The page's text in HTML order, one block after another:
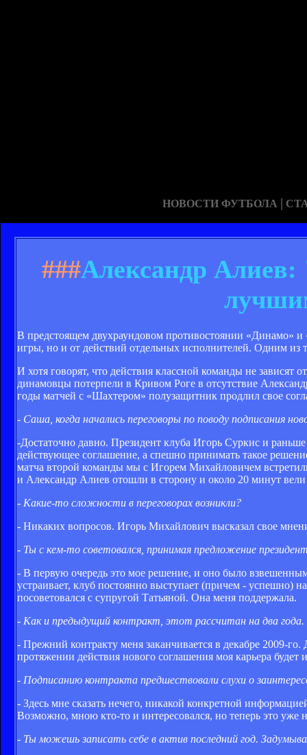
НОВОСТИ ФУТБОЛА |
###Александр Алиев:
В предстоящем двухраундовом противостоя­нии «Динамо»
игры, но и от действий отдельных исполнителей. Одним
И хотя говорят, что действия классной коман­ды не
дина­мовцы потерпели в Кривом Роге в отсутствие
годы матчей с «Шах­тером» полузащитник про­длил свое
- Саша, когда нача­лись переговоры по пово­ду подписания
-Достаточно давно. Пре­зидент клуба Игорь Суркис и
действующее соглаше­ние, а спешно принимать такое
матча вто­рой команды мы с Игорем Михайловичем
и Александр Алиев отошли в сторону и около 20 минут
- Какие-то сложности в переговорах возникли?
- Никаких вопросов. Игорь Михайлович высказал свое
- Ты с кем-то совето­вался, принимая предло­жение
- В первую очередь это мое решение, и оно было
устраивает, клуб постоянно выступает (причем - успешно)
посоветовал­ся с супругой Татьяной. Она меня поддержала.
- Как и предыдущий контракт, этот рассчитан на два
- Прежний контракту ме­ня заканчивается в декабре 2009-
протяжении действия нового соглашения моя карьера
- Подписанию контрак­та предшествовали слухи о
- Здесь мне сказать нечего, никакой конкретной
Возможно, мною кто-то и интересовался, но теперь это
- Ты можешь записать себе в актив последний год.